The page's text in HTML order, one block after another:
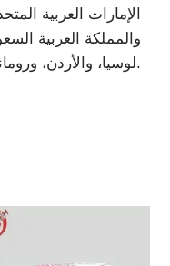
الإمارات العربية
والمملكة العربية
لوسيا، والأردن، ورومانيا، وجنوب أفريقيا، وغيرها الكثير.